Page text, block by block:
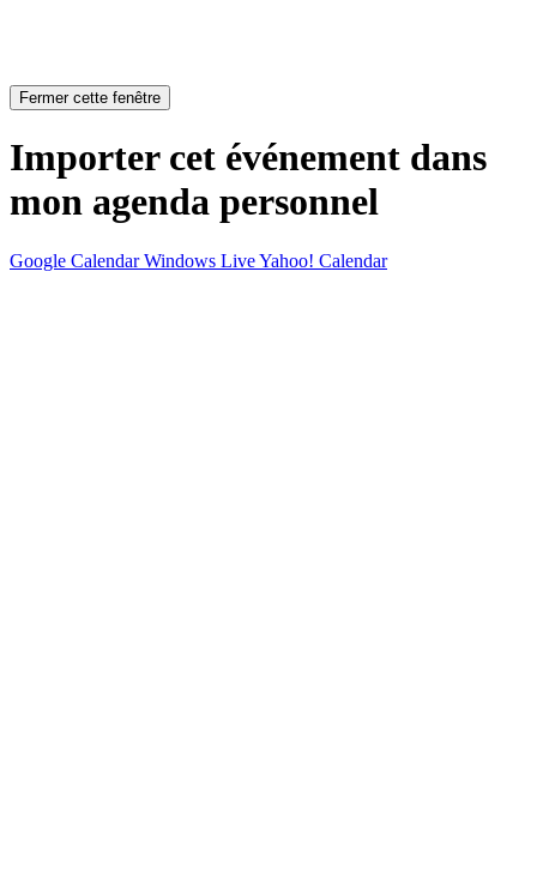
Fermer cette fenêtre
Importer cet événement dans
mon agenda personnel
Google Calendar Windows LiveYahoo! Calendar